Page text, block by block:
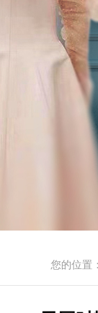
您的位置：